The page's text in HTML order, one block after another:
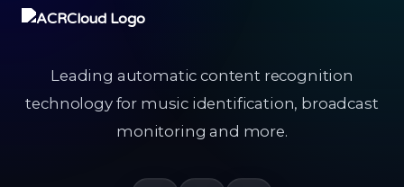
Leading automatic content recognition
technology for music identification, broadcast
monitoring and more.